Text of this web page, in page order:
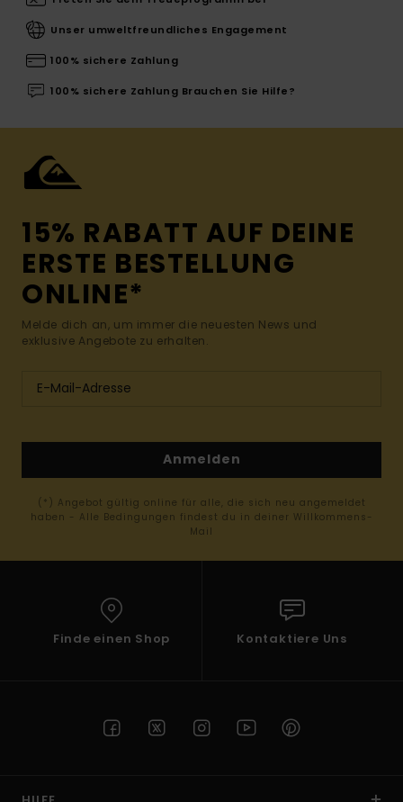
Unser umweltfreundliches Engagement
100% sichere Zahlung
100% sichere Zahlung Brauchen Sie Hilfe?
15% RABATT AUF DEINE
ERSTE BESTELLUNG
ONLINE*
Melde dich an, um immer die neuesten News und
exklusive Angebote zu erhalten.
Anmelden
(*) Angebot gültig online für alle, die sich neu angemeldet
haben - Alle Bedingungen findest du in deiner Willkommens-
Mail
Finde einen Shop Kontaktiere Uns